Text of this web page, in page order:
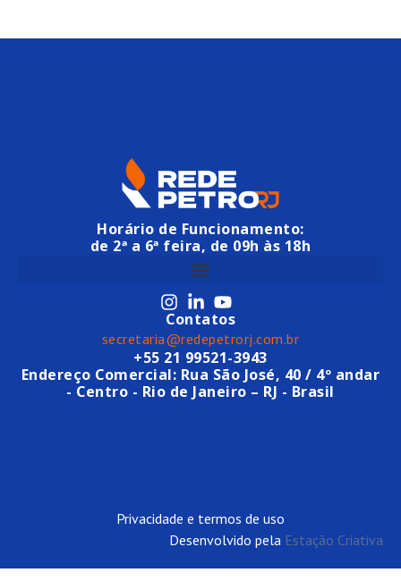
Horário de Funcionamento:
de 2ª a 6ª feira, de 09h às 18h
Contatos
secretaria@redepetrorj.com.br
+55 21 99521-3943
Endereço Comercial: Rua São José, 40 / 4º andar
- Centro - Rio de Janeiro – RJ - Brasil
Privacidade e termos de uso
Desenvolvido pela Estação Criativa